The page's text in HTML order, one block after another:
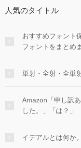
人気のタイトル
おすすめフォント
フォントをまとめ
単射・全射・全単
Amazon「申し訳
した。」「は？」
イデアルとは何か